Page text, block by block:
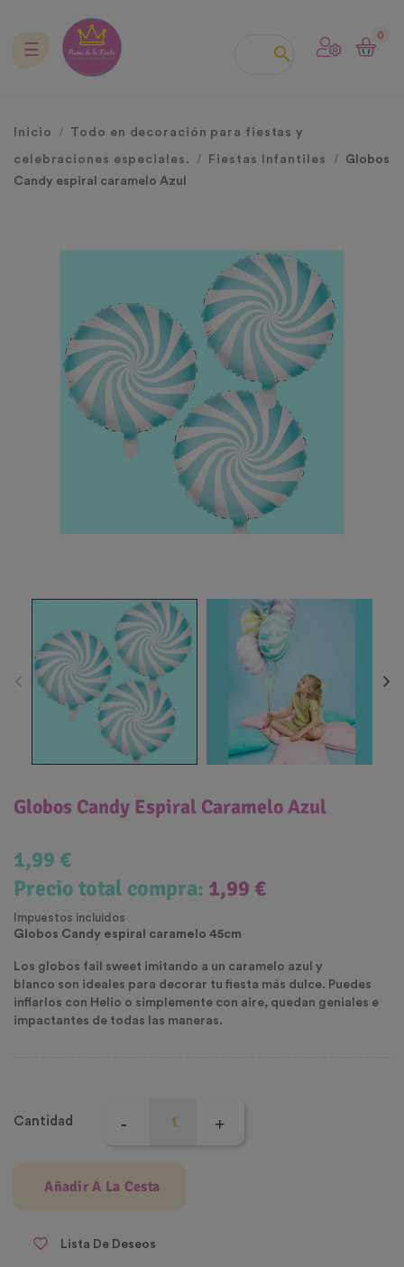

0
Navegación
☰
Inicio Todo en decoración para fiestas y
celebraciones especiales. Fiestas Infantiles
Globos
Candy espiral caramelo Azul
Globos Candy Espiral Caramelo Azul
1,99 €
Precio total compra: 1,99 €
Impuestos incluidos
Globos Candy espiral caramelo 45cm
Los globos fail sweet imitando a un caramelo azul y
blanco son ideales para decorar tu fiesta más dulce. Puedes
inflarlos con Helio o simplemente con aire, quedan geniales e
impactantes de todas las maneras.
Cantidad
Añadir A La Cesta
Lista De Deseos